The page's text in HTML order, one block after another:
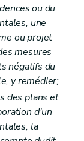
ou du
une
ou projet
mesures
négatifs du
y remédIer;
des plans et
d'un
la